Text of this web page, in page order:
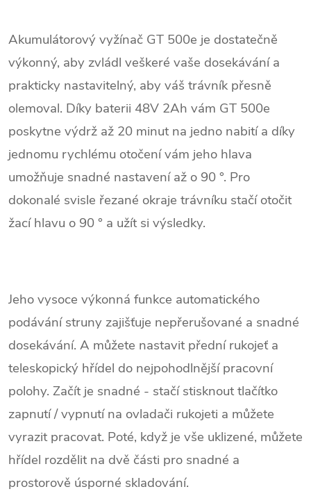
Akumulátorový vyžínač GT 500e je dostatečně
výkonný, aby zvládl veškeré vaše dosekávání a
prakticky nastavitelný, aby váš trávník přesně
olemoval. Díky baterii 48V 2Ah vám GT 500e
poskytne výdrž až 20 minut na jedno nabití a díky
jednomu rychlému otočení vám jeho hlava
umožňuje snadné nastavení až o 90 °. Pro
dokonalé svisle řezané okraje trávníku stačí otočit
žací hlavu o 90 ° a užít si výsledky.
Jeho vysoce výkonná funkce automatického
podávání struny zajišťuje nepřerušované a snadné
dosekávání. A můžete nastavit přední rukojeť a
teleskopický hřídel do nejpohodlnější pracovní
polohy. Začítje snadné - stačí stisknout tlačítko
zapnutí / vypnutí na ovladači rukojeti a můžete
vyrazit pracovat. Poté, když je vše uklizené, můžete
hřídel rozdělit na dvě části pro snadné a
prostorově úsporné skladování.